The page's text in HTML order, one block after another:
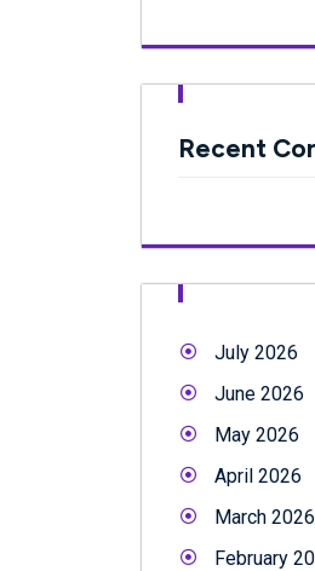
Recent
July 2026
June 2026
May 2026
April 2026
March 2026
February